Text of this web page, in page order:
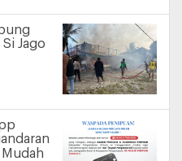
Jago
Mudah